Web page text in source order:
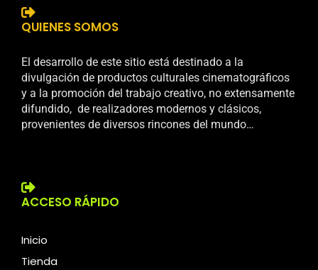
QUIENES SOMOS
El desarrollo de este sitio está destinado a la
divulgación de productos culturales cinematográficos
y a la promoción del trabajo creativo, no extensamente
difundido, de realizadores modernos y clásicos,
provenientes de diversos rincones del mundo…
ACCESO RÁPIDO
Inicio
Tienda